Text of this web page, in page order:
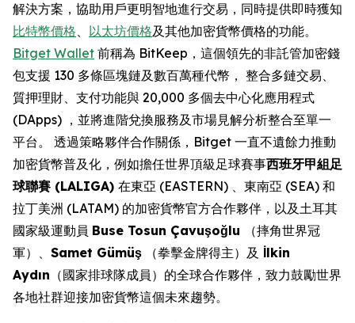
解決方案，協助用戶更明智地進行交易，同時提供即時獲知
比特幣價格、 以太坊價格及其他加密貨幣價格的功能。
Bitget Wallet 前稱為 BitKeep，這個領先的非託管加密錢
包支援 130 多條區塊鏈及數百萬種代幣， 整合多鏈交易、
質押理財、支付功能與 20,000 多個去中心化應用程式
(DApps) ，並將進階兌換服務及市場見解分析整合至單一
平台。 透過策略夥伴合作關係，Bitget 一直不遺餘力推動
加密貨幣普及化，例如擔任世界頂級足球賽事西班牙甲組足
球聯賽 (LALIGA) 在東亞 (EASTERN) 、東南亞 (SEA) 和
拉丁美洲 (LATAM) 的加密貨幣官方合作夥伴，以及土耳其
國家級運動員 Buse Tosun Çavuşoğlu
（摔角世界冠
軍）、 Samet Gümüş （拳擊金牌得主）及 İlkin
Aydın （國家排球隊成員）的全球合作夥伴，致力鼓勵世界
各地社群迎接加密貨幣這個未來趨勢。